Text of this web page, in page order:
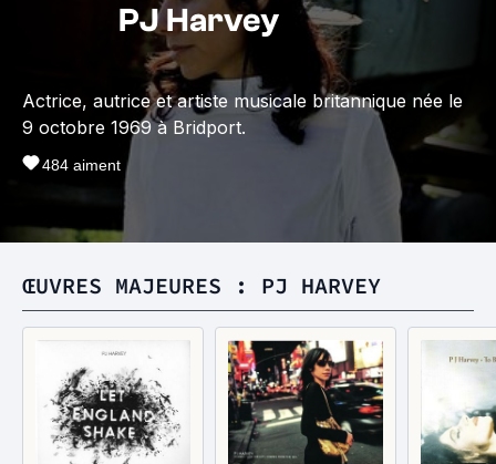
PJ Harvey
Actrice, autrice et artiste musicale britannique née le
9 octobre 1969 à Bridport.
484 aiment
ŒUVRES MAJEURES : PJ HARVEY